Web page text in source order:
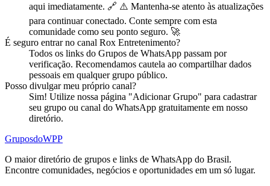
aqui imediatamente. 🔗 ⚠️ Mantenha-se atento às atualizações
para continuar conectado. Conte sempre com esta
comunidade como seu ponto seguro. 🚀
É seguro entrar no canal Rox Entretenimento?
Todos os links do Grupos de WhatsApp passam por
verificação. Recomendamos cautela ao compartilhar dados
pessoais em qualquer grupo público.
Posso divulgar meu próprio canal?
Sim! Utilize nossa página "Adicionar Grupo" para cadastrar
seu grupo ou canal do WhatsApp gratuitamente em nosso
diretório.
GruposdoWPP
O maior diretório de grupos e links de WhatsApp do Brasil.
Encontre comunidades, negócios e oportunidades em um só lugar.